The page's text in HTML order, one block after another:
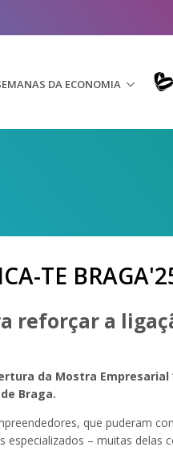
DA ECONOMIA
TE
reforçar a
da Mostra Empresarial
Braga.
que puderam
– muitas delas